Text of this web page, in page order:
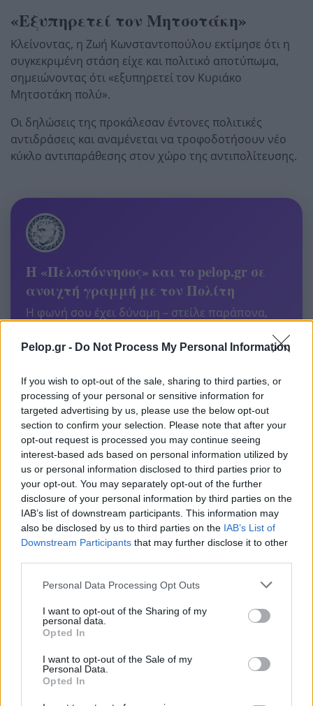
Pelop.gr - Do Not Process My Personal Information
If you wish to opt-out of the sale, sharing to third parties, or
processing of your personal or sensitive information for
targeted advertising by us, please use the below opt-out
section to confirm your selection. Please note that after your
opt-out request is processed you may continue seeing
interest-based ads based on personal information utilized by
us or personal information disclosed to third parties prior to
your opt-out. You may separately opt-out of the further
disclosure of your personal information by third parties on the
IAB’s list of downstream participants. This information may
also be disclosed by us to third parties on the IAB’s List of
Downstream Participants that may further disclose it to other
Please note that this website/app uses one or more Google
not limited to your visit or usage behaviour. You may click to
grant or deny consent to Google and its third-party tags to
use your data for below specified purposes in below Google
consent section.
Personal Data Processing Opt Outs
I want to opt-out of the Sharing of my
personal data.
Opted In
I want to opt-out of the Sale of my
Personal Data.
Opted In
«Εξυπηρετεί τον Μητσοτάκη»
Κλείνοντας, η Ζωή Κωνσταντοπούλου εκτίμησε ότι η
συγκεκριμένη στάση είχε και πολιτικό αποτύπωμα,
σημειώνοντας ότι «εξυπηρετεί τον Κυριάκο
Μητσοτάκη πολύ».
Οι δηλώσεις της προκάλεσαν έντονες πολιτικές
αντιδράσεις και αναμένεται να τροφοδοτήσουν νέο
κύκλο αντιπαράθεσης στον χώρο της αντιπολίτευσης.
Η «Πελοπόννησος» και το pelop.gr σε
ανοιχτή γραμμή με τον Πολίτη
Η φωνή σου έχει δύναμη – στείλε παράπονα,
Στείλε μήνυμα στο Viber
Ακολουθήστε μας για όλες τιςειδήσειςστο Bing News
και το Google News